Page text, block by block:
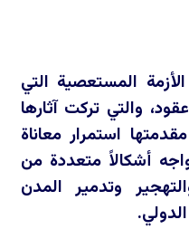
المستعصية التي
والتي تركت آثارها
استمرار معاناة
أشكالاً متعددة من
وتدمير المدن